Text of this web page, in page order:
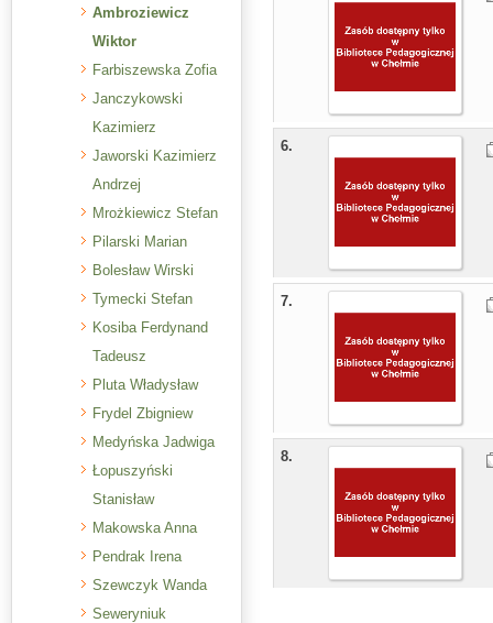
Ambroziewicz
Wiktor
Farbiszewska Zofia
Janczykowski
Kazimierz
Jaworski Kazimierz
Andrzej
Mrożkiewicz Stefan
Pilarski Marian
Bolesław Wirski
Tymecki Stefan
Kosiba Ferdynand
Tadeusz
Pluta Władysław
Frydel Zbigniew
Medyńska Jadwiga
Łopuszyński
Stanisław
Makowska Anna
Pendrak Irena
Szewczyk Wanda
Seweryniuk
6.
7.
8.